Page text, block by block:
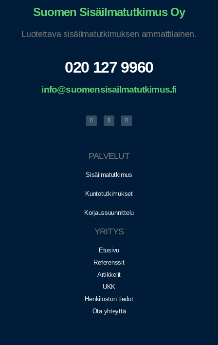
Suomen Sisäilmatutkimus Oy
Luotettava sisäilmatutkimuksen ammattilainen.
020 127 9960
info@suomensisailmatutkimus.fi
PALVELUT
Sisäilmatutkimus
Kuntotutkimukset
Korjaussuunnittelu
YRITYS
Etusivu
Referenssit
Artikkelit
UKK
Henkilöstön tiedot
Ota yhteyttä